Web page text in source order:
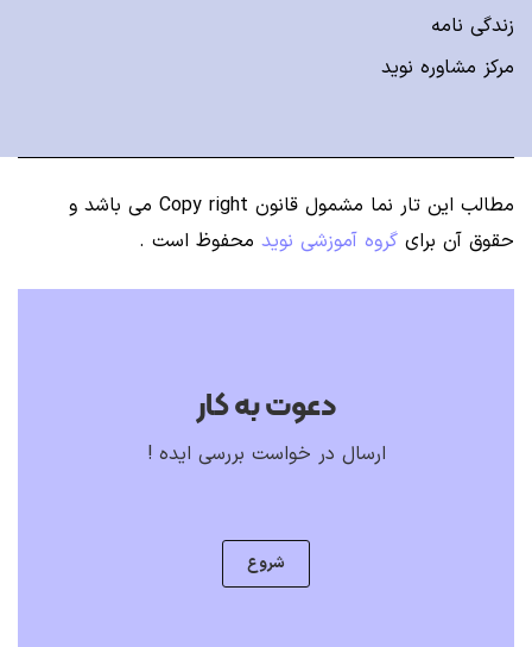
زندگی نامه
مرکز مشاوره نوید
مطالب این تار نما مشمول قانون Copy right می باشد
و
حقوق آن برای گروه آموزشی نوید محفوظ است .
دعوت به کار
ارسال در خواست بررسی ایده !
شروع